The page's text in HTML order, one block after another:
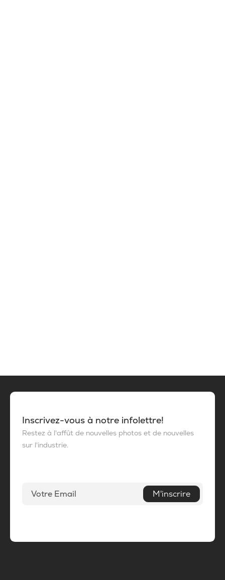
Inscrivez-vous à notre infolettre!
Restez à l'affût de nouvelles photos et de nouvelles
sur l'industrie.
M'inscrire